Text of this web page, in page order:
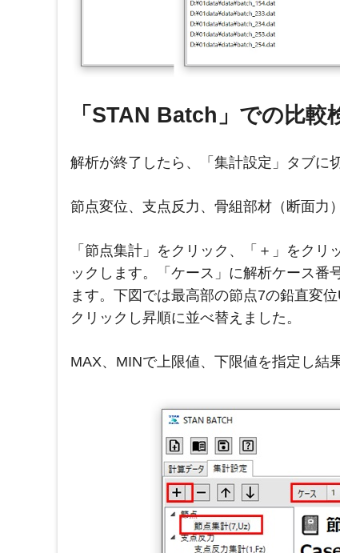
「STAN Batch」での比較
解析が終了したら、「集計設定」タブに
節点変位、支点反力、骨組部材（断面力
「節点集計」をクリック、「＋」をク
ックします。「ケース」に解析ケース番
ます。下図では最高部の節点7の鉛直変
クリックし昇順に並べ替えました。
MAX、MINで上限値、下限値を指定し結